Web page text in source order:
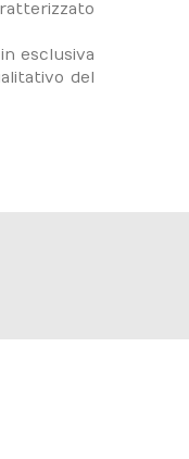
esclusiva
del